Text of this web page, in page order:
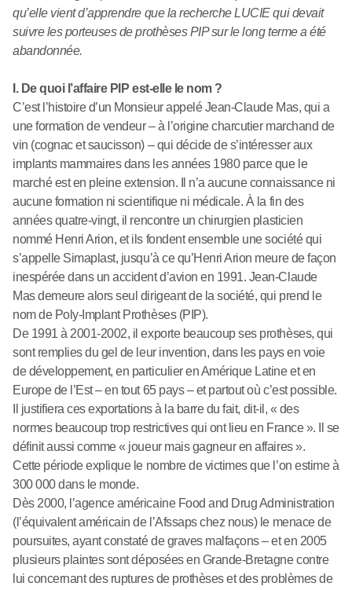
qu’elle vient d’apprendre que la recherche LUCIE qui devait
suivre les porteuses de prothèses PIP sur le long terme a été
abandonnée.
I. De quoi l’affaire PIP est-elle le nom ?
C’est l’histoire d’un Monsieur appelé Jean-Claude Mas, qui a
une formation de vendeur – à l’origine charcutier marchand de
vin (cognac et saucisson) – qui décide de s’intéresser aux
implants mammaires dans les années 1980 parce que le
marché est en pleine extension. Il n’a aucune connaissance ni
aucune formation ni scientifique ni médicale. À la fin des
années quatre-vingt, il rencontre un chirurgien plasticien
nommé Henri Arion, et ils fondent ensemble une société qui
s’appelle Simaplast, jusqu’à ce qu’Henri Arion meure de façon
inespérée dans un accident d’avion en 1991. Jean-Claude
Mas demeure alors seul dirigeant de la société, qui prend le
nom de Poly-Implant Prothèses (PIP).
De 1991 à 2001-2002, il exporte beaucoup ses prothèses, qui
sont remplies du gel de leur invention, dans les pays en voie
de développement, en particulier en Amérique Latine et en
Europe de l’Est – en tout 65 pays – et partout où c’est possible.
Il justifiera ces exportations à la barre du fait, dit-il, « des
normes beaucoup trop restrictives qui ont lieu en France ». Il se
définit aussi comme « joueur mais gagneur en affaires ».
Cette période explique le nombre de victimes que l’on estime à
300 000 dans le monde.
Dès 2000, l’agence américaine Food and Drug Administration
(l’équivalent américain de l’Afssaps chez nous) le menace de
poursuites, ayant constaté de graves malfaçons – et en 2005
plusieurs plaintes sont déposées en Grande-Bretagne contre
lui concernant des ruptures de prothèses et des problèmes de